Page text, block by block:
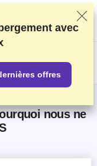
et de recherches
de vos commentaires et
Cette page
publicité.
US$
nous ne
avec
offres